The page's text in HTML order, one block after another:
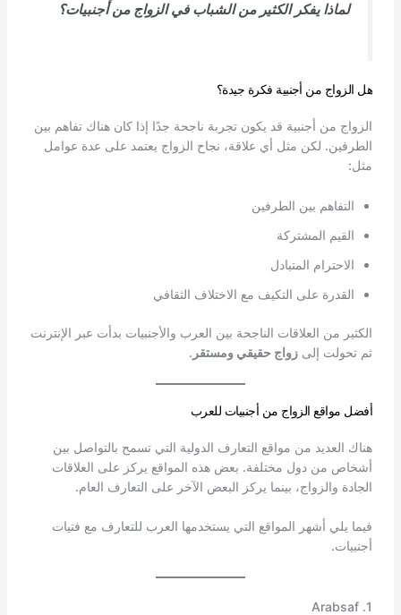
لماذا يفكر الكثير من الشباب في الزواج من أجنبيات؟
هل الزواج من أجنبية فكرة جيدة؟
الزواج من أجنبية قد يكون تجربة ناجحة جدًا إذا كان هناك تفاهم بين
الطرفين. لكن مثل أي علاقة، نجاح الزواج يعتمد على عدة عوامل
مثل:
التفاهم بين الطرفين
القيم المشتركة
الاحترام المتبادل
القدرة على التكيف مع الاختلاف الثقافي
الكثير من العلاقات الناجحة بين العرب والأجنبيات بدأت عبر الإنترنت
ثم تحولت إلى زواج حقيقي ومستقر .
أفضل مواقع الزواج من أجنبيات للعرب
هناك العديد من مواقع التعارف الدولية التي تسمح بالتواصل بين
أشخاص من دول مختلفة. بعض هذه المواقع يركز على العلاقات
الجادة والزواج، بينما يركز البعض الآخر على التعارف العام.
فيما يلي أشهر المواقع التي يستخدمها العرب للتعارف مع فتيات
أجنبيات.
1. Arabsaf